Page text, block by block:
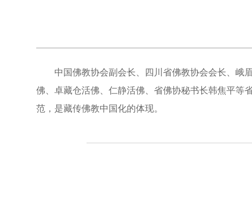
中国佛教协会副会长、四川省佛教协会会长、峨
佛、卓藏仓活佛、仁静活佛、省佛协秘书长韩焦平等
范，是藏传佛教中国化的体现。